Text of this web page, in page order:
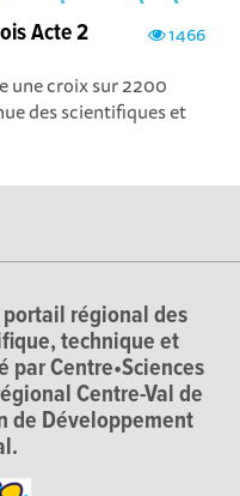
1466
Acte 2
une croix sur 2200
des scientifiques et
régional des
technique et
Centre•Sciences
Centre-Val de
de Développement